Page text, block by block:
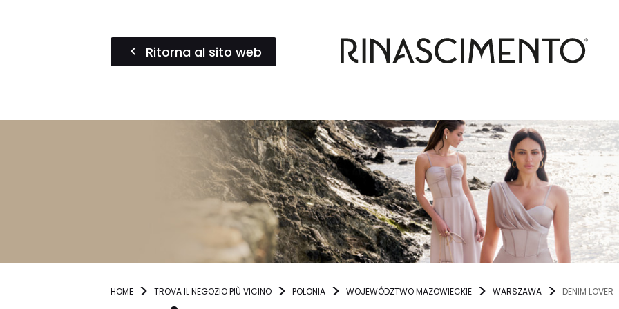
Ritorna al sito web
HOME TROVA IL NEGOZIO PIÙ VICINO POLONIA WOJEWÓDZTWO MAZOWIECKIE WARSZAWA DENIM LOVER